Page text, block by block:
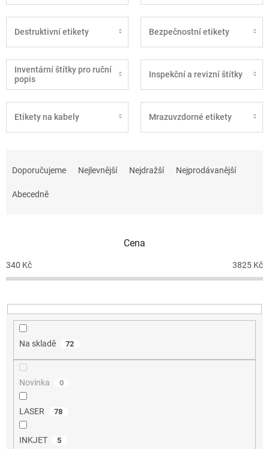
Destruktivní etikety Bezpečnostní etikety
Inventární štítky pro ruční
popis
Inspekční a revizní štítky
Etikety na kabely Mrazuvzdorné etikety
o
d
k
t
Doporučujeme Nejlevnější Nejdražší Nejprodávanější
Abecedně
Cena
340 Kč 3825 Kč
Na skladě 72
Novinka 0
LASER 78
INKJET 5